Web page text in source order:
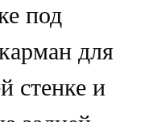
под
для
стенке и